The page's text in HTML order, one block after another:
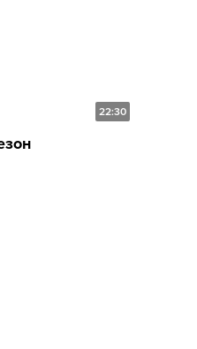
22:30